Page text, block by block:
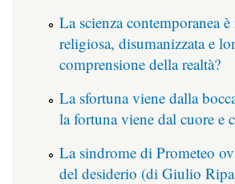
La scienza contemporanea
religiosa, disumanizzata e
comprensione della realtà?
La sfortuna viene dalla
la fortuna viene dal cuore e
La sindrome di Prometeo
del desiderio (di Giulio